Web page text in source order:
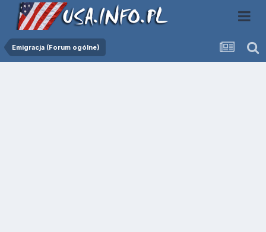
Emigracja (Forum ogólne)